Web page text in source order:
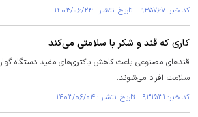
کد خبر: ۹۳۵۷۶۷ تاریخ انتشار : ۱۴۰۳/۰۶/۲۴
کاری که قند و شکر با سلامتی می‌کند
قندهای مصنوعی باعث کاهش باکتری‌های مفید دستگاه
سلامت افراد می‌شوند.
کد خبر: ۹۳۱۵۳۱ تاریخ انتشار : ۱۴۰۳/۰۶/۰۴